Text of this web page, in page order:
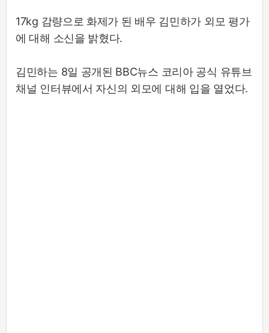
17kg 감량으로 화제가 된 배우 김민하가 외모 평가
에 대해 소신을 밝혔다.
김민하는 8일 공개된 BBC뉴스 코리아 공식 유튜브
채널 인터뷰에서 자신의 외모에 대해 입을 열었다.